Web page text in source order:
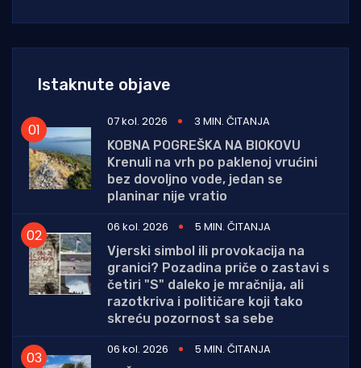
Istaknute objave
07 kol. 2026
3 MIN. ČITANJA
KOBNA POGREŠKA NA BIOKOVU
Krenuli na vrh po paklenoj vrućini
bez dovoljno vode, jedan se
planinar nije vratio
06 kol. 2026
5 MIN. ČITANJA
Vjerski simbol ili provokacija na
granici? Pozadina priče o zastavi s
četiri "S" daleko je mračnija, ali
razotkriva i političare koji tako
skreću pozornost sa sebe
06 kol. 2026
5 MIN. ČITANJA